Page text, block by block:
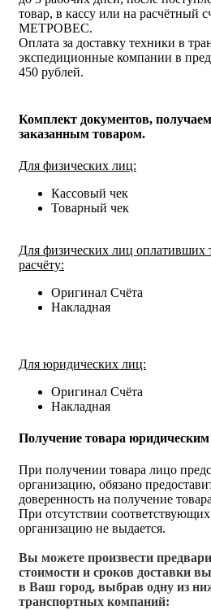
товар, в кассу или на расчётный
МЕТРОВЕС.
Оплата за доставку техники в
экспедиционные компании в
450 рублей.
Комплект документов,
заказанным товаром.
Для физических лиц:
Кассовый чек
Товарный чек
Для физических лиц оплативших
расчёту:
Оригинал Счёта
Накладная
Для юридических лиц:
Оригинал Счёта
Накладная
Получение товара
При получении товара лицо
организацию, обязано
доверенность на получение
При отсутствии
организацию не выдается.
Вы можете произвести
стоимости и сроков доставки
в Ваш город, выбрав одну из
транспортных компаний: